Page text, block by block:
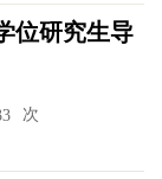
位研究生导
次